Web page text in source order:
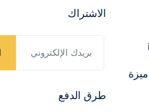
الاشتراك
طرق الدفع